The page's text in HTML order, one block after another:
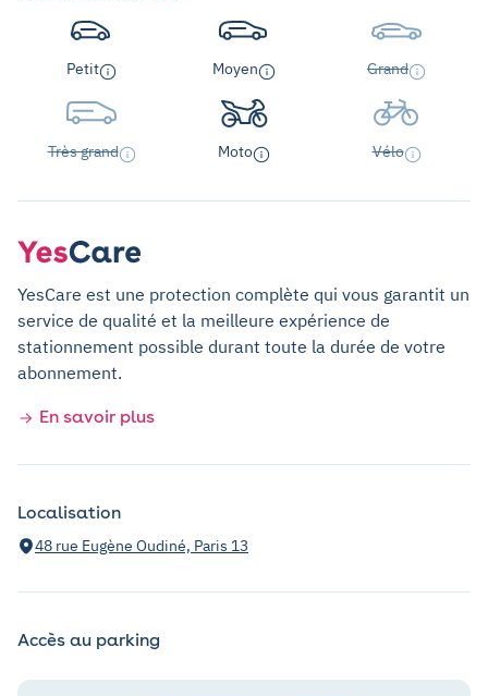
Petit Moyen Grand
Très grand Moto Vélo
YesCare est une protection complète qui vous garantit un
service de qualité et la meilleure expérience de
stationnement possible durant toute la durée de votre
abonnement.
En savoir plus
Localisation
48 rue Eugène Oudiné, Paris 13
Accès au parking